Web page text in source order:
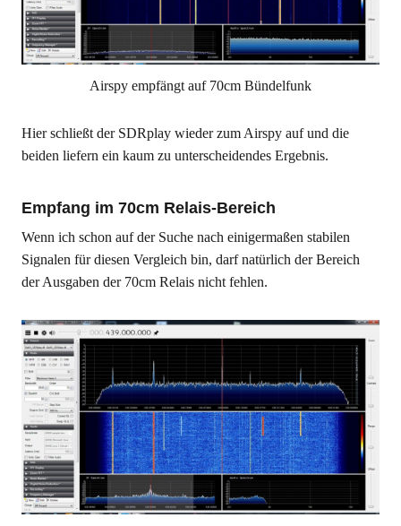
Airspy empfängt auf 70cm Bündelfunk
Hier schließt der SDRplay wieder zum Airspy auf und die
beiden liefern ein kaum zu unterscheidendes Ergebnis.
Empfang im 70cm Relais-Bereich
Wenn ich schon auf der Suche nach einigermaßen stabilen
Signalen für diesen Vergleich bin, darf natürlich der Bereich
der Ausgaben der 70cm Relais nicht fehlen.